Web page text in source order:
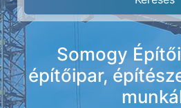
Somogy
építőipar,